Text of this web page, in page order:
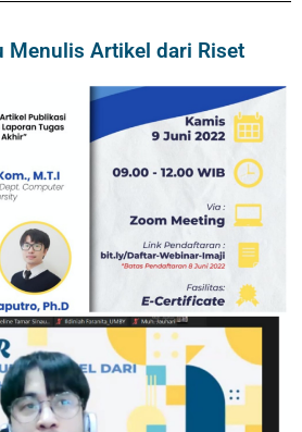
Menulis Artikel dari Riset